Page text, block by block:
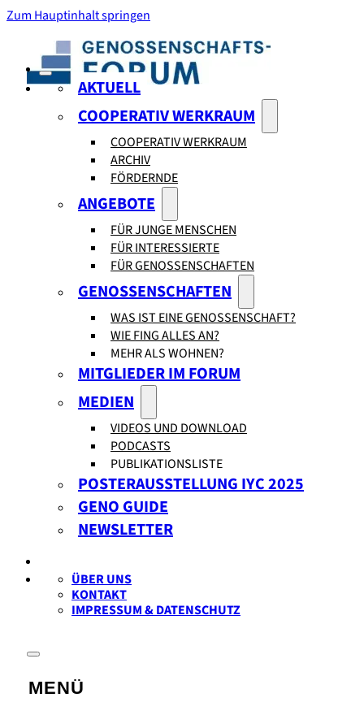
Zum Hauptinhalt springen
AKTUELL
COOPERATIV WERKRAUM
COOPERATIV WERKRAUM
ARCHIV
FÖRDERNDE
ANGEBOTE
FÜR JUNGE MENSCHEN
FÜR INTERESSIERTE
FÜR GENOSSENSCHAFTEN
GENOSSENSCHAFTEN
WAS IST EINE GENOSSENSCHAFT?
WIE FING ALLES AN?
MEHR ALS WOHNEN?
MITGLIEDER IM FORUM
MEDIEN
VIDEOS UND DOWNLOAD
PODCASTS
PUBLIKATIONSLISTE
POSTERAUSSTELLUNG IYC 2025
GENO GUIDE
NEWSLETTER
ÜBER UNS
KONTAKT
IMPRESSUM & DATENSCHUTZ